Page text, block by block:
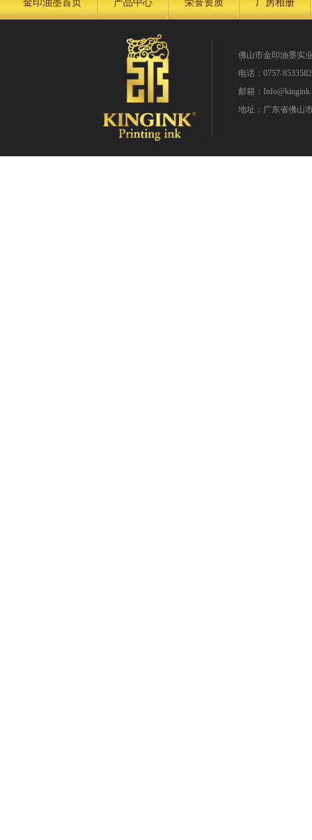
金印油墨首页 产品中心 荣誉资质 厂房相册
佛山市金印油墨实
电话：0757-
邮箱：
地址：广东省佛山